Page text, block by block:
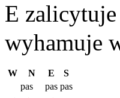
E
wyhamuje
W N E
S
pas
pas pas